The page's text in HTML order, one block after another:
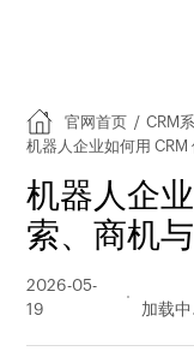
官网首页 / CRM
机器人企业如何用
机器人企
索、商机
2026-05-
19
量